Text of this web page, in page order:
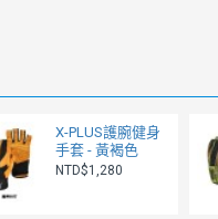
X-PLUS護腕健身
手套 - 黃褐色
NTD$1,280